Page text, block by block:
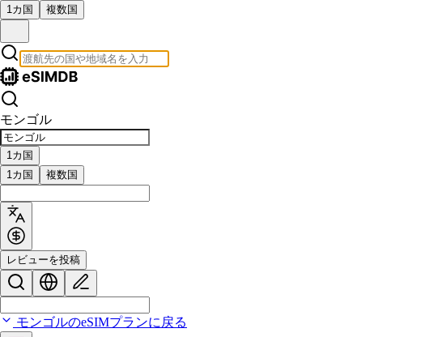
1カ国 複数国
モンゴル
1カ国
1カ国
複数国
レビューを投稿
モンゴルのeSIMプランに戻る